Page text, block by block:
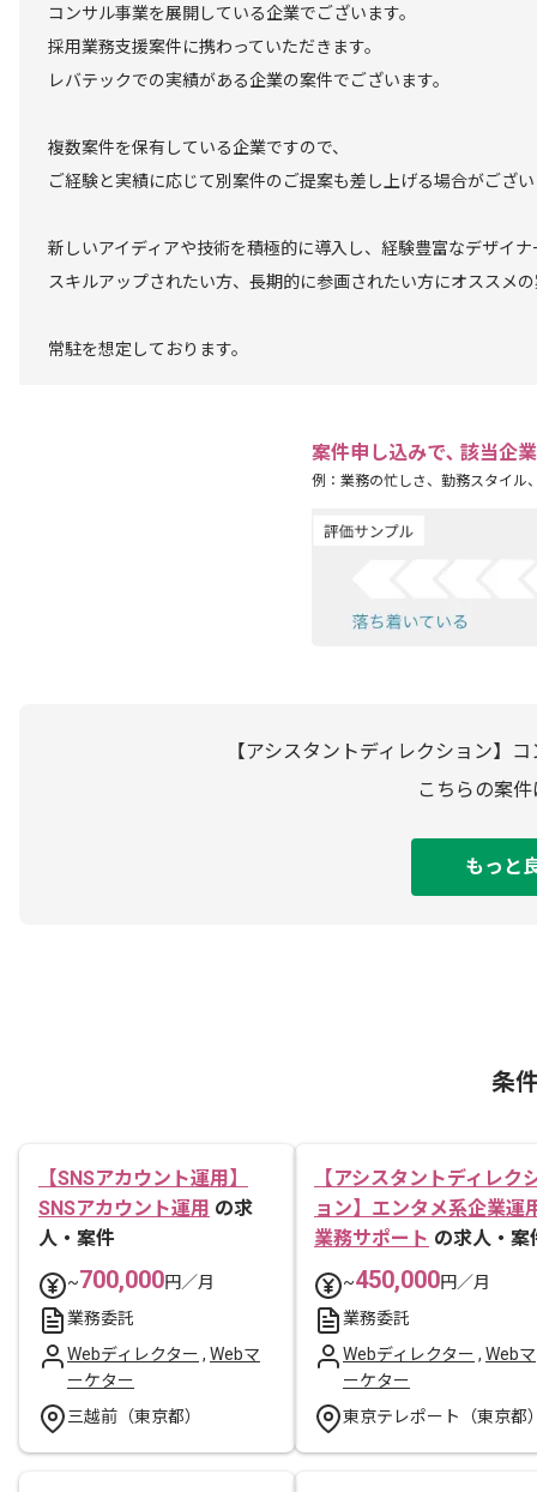
コンサル事業を展開している企業でございます。
採用業務支援案件に携わっていただきます。
レバテックでの実績がある企業の案件でございます。
複数案件を保有している企業ですので、
ご経験と実績に応じて別案件のご提案も差し上げる場合がござ
新しいアイディアや技術を積極的に導入し、経験豊富なデザイ
スキルアップされたい方、長期的に参画されたい方にオススメ
常駐を想定しております。
案件申し込みで､ 該当企
例：業務の忙しさ、勤務スタイル
【アシスタントディレクション】
こちらの案
もっと
条
【SNSアカウント運用】
SNSアカウント運用 の求
人・案件
~700,000円／月
業務委託
Webディレクター , Webマ
ーケター
三越前（東京都）
【アシスタントディレク
ョン】エンタメ系企業運
業務サポート の求人・案
~450,000円／月
業務委託
Webディレクター , Webマ
ーケター
東京テレポート（東京都